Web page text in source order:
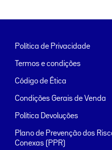
Política de Privacidade
Termos e condições
Código de Ética
Condições Gerais de Venda
Política Devoluções
Plano de Prevenção dos
Conexas (PPR)